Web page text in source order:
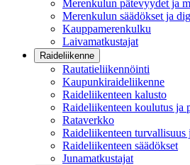
Merenkulun pätevyydet ja
Merenkulun säädökset ja
Kauppamerenkulku
Laivamatkustajat
Raideliikenne
Rautatieliikennöinti
Kaupunkiraideliikenne
Raideliikenteen kalusto
Raideliikenteen koulutus ja
Rataverkko
Raideliikenteen turvallisuus
Raideliikenteen säädökset
Junamatkustajat